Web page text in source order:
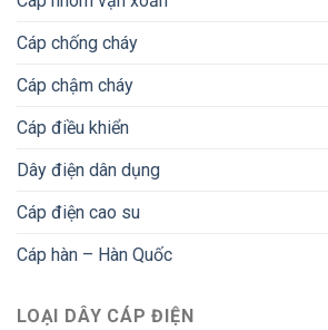
Cáp chống cháy
Cáp chậm cháy
Cáp điều khiển
Dây điện dân dụng
Cáp điện cao su
Cáp hàn – Hàn Quốc
LOẠI DÂY CÁP ĐIỆN